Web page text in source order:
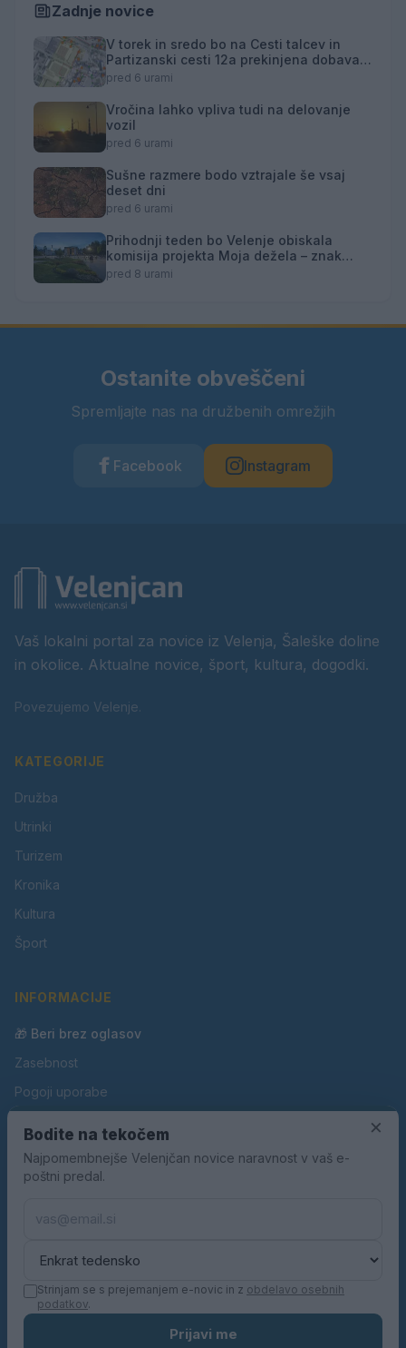
Zadnje novice
V torek in sredo bo na Cesti talcev in
Partizanski cesti 12a prekinjena dobava
toplotne energije
pred 6 urami
Vročina lahko vpliva tudi na delovanje
vozil
pred 6 urami
Sušne razmere bodo vztrajale še vsaj
deset dni
pred 6 urami
Prihodnji teden bo Velenje obiskala
komisija projekta Moja dežela – znak
gostoljubnosti
pred 8 urami
Ostanite obveščeni
Spremljajte nas na družbenih omrežjih
Facebook Instagram
Vaš lokalni portal za novice iz Velenja, Šaleške doline
in okolice. Aktualne novice, šport, kultura, dogodki.
Povezujemo Velenje.
KATEGORIJE
Družba
Utrinki
Turizem
Kronika
Kultura
Šport
INFORMACIJE
🎁 Beri brez oglasov
Zasebnost
Pogoji uporabe
Oglaševanje
Kontakt
×
Bodite na tekočem
Najpomembnejše Velenjčan novice naravnost v vaš e-
poštni predal.
Strinjam se s prejemanjem e-novic in z obdelavo osebnih
podatkov.
Prijavi me